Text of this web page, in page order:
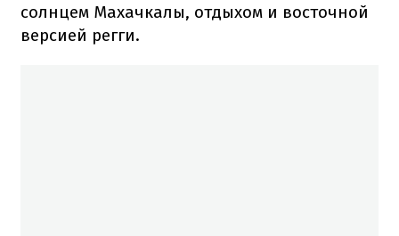
солнцем Махачкалы, отдыхом и восточной
версией регги.